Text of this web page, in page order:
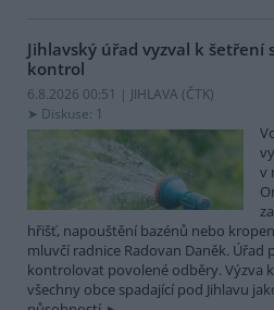
Jihlavský úřad vyzval k šetření
kontrol
6.8.2026 00:51 | JIHLAVA (ČTK)
Diskuse: 1
v
hřišť, napouštění bazénů nebo
mluvčí radnice Radovan Daněk. Úřad
kontrolovat povolené odběry. Výzva
všechny obce spadající pod Jihlavu